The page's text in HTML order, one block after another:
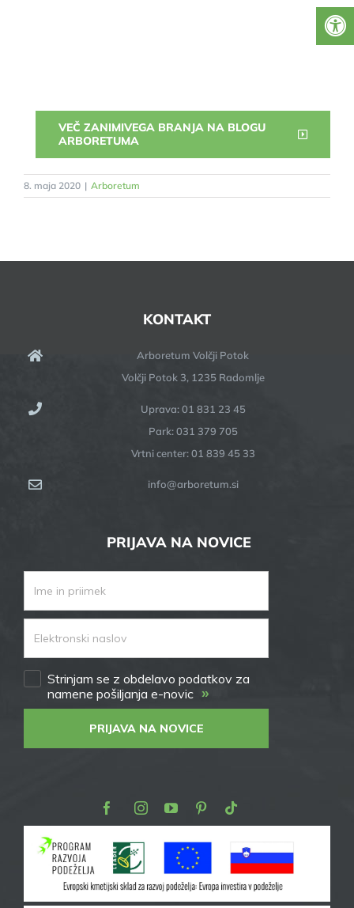
VEČ ZANIMIVEGA BRANJA NA BLOGU
ARBORETUMA
8. maja 2020 | Arboretum
KONTAKT
Arboretum Volčji Potok
Volčji Potok 3, 1235 Radomlje
Uprava: 01 831 23 45
Park: 031 379 705
Vrtni center: 01 839 45 33
info@arboretum.si
PRIJAVA NA NOVICE
Strinjam se z obdelavo podatkov za
namene pošiljanja e-novic »
PRIJAVA NA NOVICE
FacebookInstagram
YoutubePinterest